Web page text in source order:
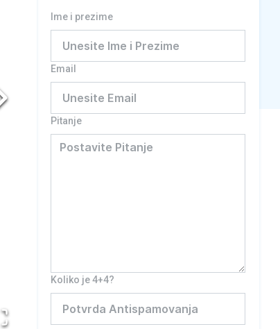
Ime i prezime
Email
Pitanje
Koliko je 4+4?